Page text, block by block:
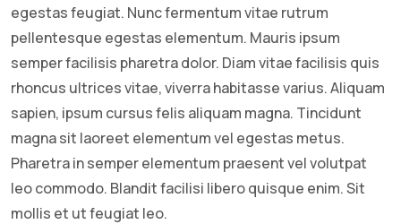
egestas feugiat. Nunc fermentum vitae rutrum
pellentesque egestas elementum. Mauris ipsum
semper facilisis pharetra dolor. Diam vitae facilisis quis
rhoncus ultrices vitae, viverra habitasse varius. Aliquam
sapien, ipsum cursus felis aliquam magna. Tincidunt
magna sit laoreet elementum vel egestas metus.
Pharetra in semper elementum praesent vel volutpat
leo commodo. Blandit facilisi libero quisque enim. Sit
mollis et ut feugiat leo.